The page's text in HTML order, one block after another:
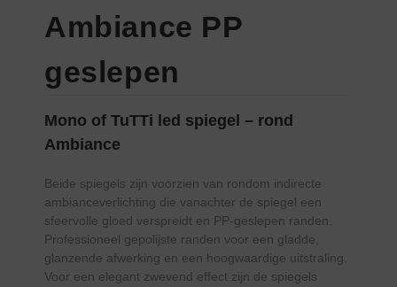
Ambiance PP
geslepen
Mono of TuTTi led spiegel – rond
Ambiance
Beide spiegels zijn voorzien van rondom indirecte
ambianceverlichting die vanachter de spiegel een
sfeervolle gloed verspreidt en PP-geslepen randen.
Professioneel gepolijste randen voor een gladde,
glanzende afwerking en een hoogwaardige uitstraling.
Voor een elegant zwevend effect zijn de spiegels